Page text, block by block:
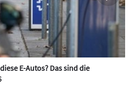
E-Autos? Das sind die